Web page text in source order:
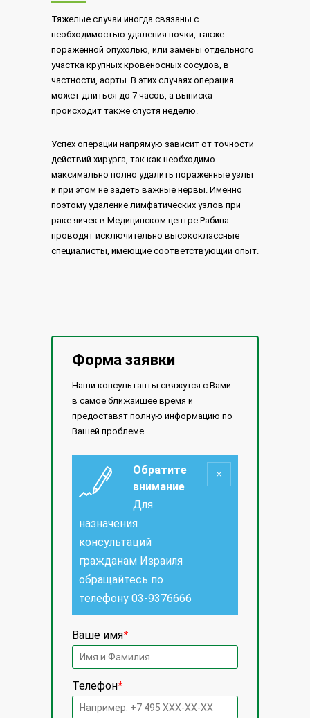
Тяжелые случаи иногда связаны с
необходимостью удаления почки, также
пораженной опухолью, или замены отдельного
участка крупных кровеносных сосудов, в
частности, аорты. В этих случаях операция
может длиться до 7 часов, а выписка
происходит также спустя неделю.
Успех операции напрямую зависит от точности
действий хирурга, так как необходимо
максимально полно удалить пораженные узлы
и при этом не задеть важные нервы. Именно
поэтому удаление лимфатических узлов при
раке яичек в Медицинском центре Рабина
проводят исключительно высококлассные
специалисты, имеющие соответствующий опыт.
Форма заявки
Наши консультанты свяжутся с Вами
в самое ближайшее время и
предоставят полную информацию по
Вашей проблеме.
Обратите
внимание
Для
назначения
консультаций
гражданам Израиля
обращайтесь по
телефону 03-9376666
Ваше имя*
Телефон*